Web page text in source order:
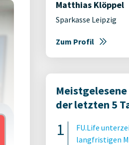
Matthias Klöppel
Sparkasse Leipzig
Zum Profil
der letzten 5
FU.Life
langfristigen